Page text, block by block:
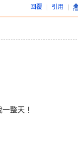
回覆 引用
整天！